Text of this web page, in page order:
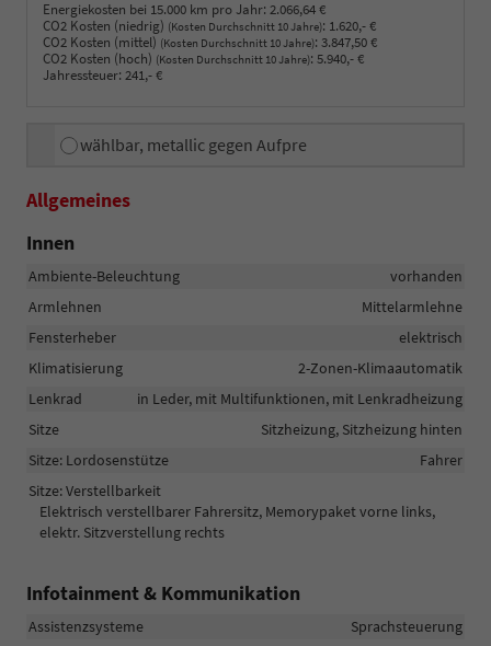
Energiekosten bei 15.000 km pro Jahr: 2.066,64 €
CO2 Kosten (niedrig) (Kosten Durchschnitt 10 Jahre): 1.620,- €
CO2 Kosten (mittel) (Kosten Durchschnitt 10 Jahre): 3.847,50 €
CO2 Kosten (hoch) (Kosten Durchschnitt 10 Jahre): 5.940,- €
Jahressteuer: 241,- €
wählbar, metallic gegen Aufpre
Allgemeines
Innen
Ambiente-Beleuchtung
vorhanden
Armlehnen
Mittelarmlehne
Fensterheber
elektrisch
Klimatisierung
2-Zonen-Klimaautomatik
Lenkrad
in Leder, mit Multifunktionen, mit Lenkradheizung
Sitze
Sitzheizung, Sitzheizung hinten
Sitze: Lordosenstütze
Fahrer
Sitze: Verstellbarkeit
Elektrisch verstellbarer Fahrersitz, Memorypaket vorne links,
elektr. Sitzverstellung rechts
Infotainment & Kommunikation
Assistenzsysteme
Sprachsteuerung